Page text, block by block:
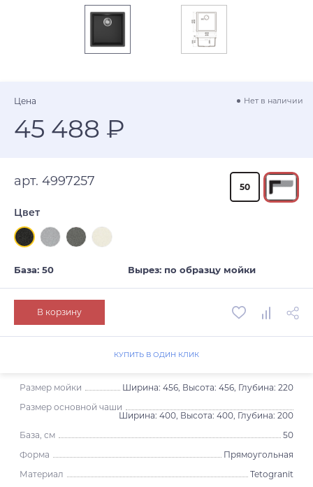
Размер мойки
Ширина: 456, Высота: 456, Глубина: 220
Размер основной чаши
Ширина: 400, Высота: 400, Глубина: 200
База, см
50
Форма
Прямоугольная
Материал
Tetogranit
Цена Нет в наличии
45 488 ₽
арт. 4997257 50
Цвет
База: 50 Вырез: по образцу мойки
В корзину
КУПИТЬ В ОДИН КЛИК